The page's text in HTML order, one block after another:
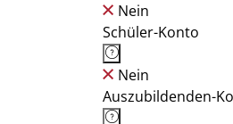
Nein
Schüler-Konto
Nein
Auszubildenden-